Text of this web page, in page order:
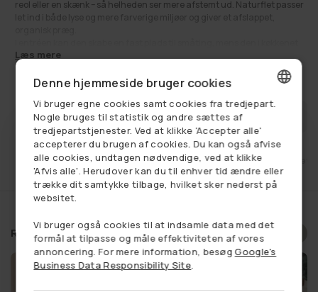
reol eller en skænk – så helheden ser mere afstemt ud. Naturflet passer
let ind i både lyse og mere farverige miljøer og giver et afslappet,
eller spiseområdet kan bidrage til en enkel og ryddelig overflade. I stuen
kan den bruges som en dekorativ base, der gør det nemt at samle ting i
en pæn helhed.
Bakken er også oplagt i soveværelset, børneværelset, badeværelset eller
på kontoret, hvor du ønsker et naturligt element med et diskret, flettet
udtryk.
Se alt:Bakker, Boligindretning, Dekoration Fad / bakker,Få på lager
Kurve til opbevaring, Udsalg
Læs mere
Normalpris
130,00 kr
Udsalgspris
70,00 kr
FÅ BESKED NÅR VAREN ER PÅ LAGER
Fri fragt ved køb over 749,- 14 dages
Relaterede produkter
DANISH
GERMAN
NORWEGIAN
SWEDISH
Denne hjemmeside bruger cookies
Vi bruger egne cookies samt cookies fra tredjepart.
Nogle bruges til statistik og andre sættes af
tredjepartstjenester. Ved at klikke 'Accepter alle'
accepterer du brugen af cookies. Du kan også afvise
alle cookies, undtagen nødvendige, ved at klikke
'Afvis alle'. Herudover kan du til enhver tid ændre eller
trække dit samtykke tilbage, hvilket sker nederst på
websitet.
Vi bruger også cookies til at indsamle data med det
formål at tilpasse og måle effektiviteten af vores
annoncering. For mere information, besøg Google's
Business Data Responsibility Site.